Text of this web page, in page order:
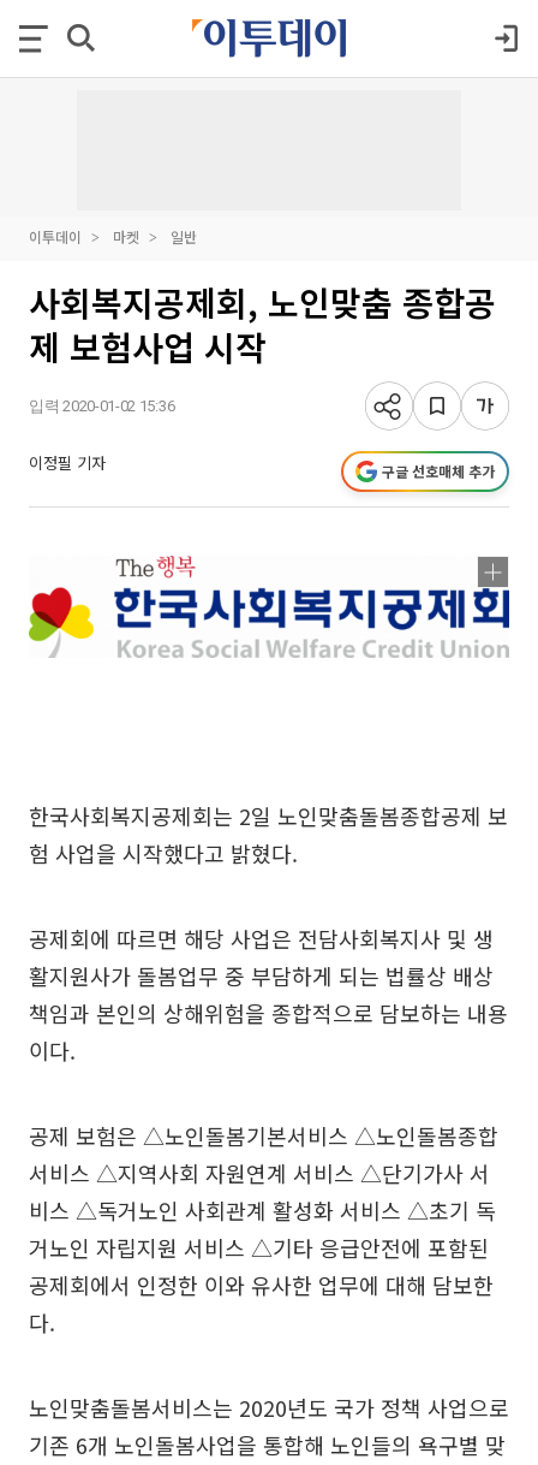
이투데이 마켓 일반
사회복지공제회, 노인맞춤 종합공
제 보험사업 시작
입력 2020-01-02 15:36
이정필 기자 구글 선호매체 추가
한국사회복지공제회는 2일 노인맞춤돌봄종합공제 보
험 사업을 시작했다고 밝혔다.
공제회에 따르면 해당 사업은 전담사회복지사 및 생
활지원사가 돌봄업무 중 부담하게 되는 법률상 배상
책임과 본인의 상해위험을 종합적으로 담보하는 내용
이다.
공제 보험은 △노인돌봄기본서비스 △노인돌봄종합
서비스 △지역사회 자원연계 서비스 △단기가사 서
비스 △독거노인 사회관계 활성화 서비스 △초기 독
거노인 자립지원 서비스 △기타 응급안전에 포함된
공제회에서 인정한 이와 유사한 업무에 대해 담보한
다.
노인맞춤돌봄서비스는 2020년도 국가 정책 사업으로
기존 6개 노인돌봄사업을 통합해 노인들의 욕구별 맞